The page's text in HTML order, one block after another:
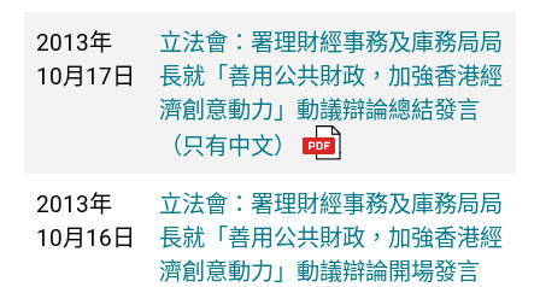
2013年
10月17日
立法會：署理財經事務及庫務局局
長就「善用公共財政，加強香港經
濟創意動力」動議辯論總結發言
（只有中文）
2013年
10月16日
立法會：署理財經事務及庫務局局
長就「善用公共財政，加強香港經
濟創意動力」動議辯論開場發言